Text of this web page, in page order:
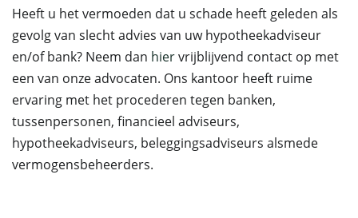
Heeft u het vermoeden dat u schade heeft geleden als
gevolg van slecht advies van uw hypotheekadviseur
en/of bank? Neem dan hiervrijblijvend contact op met
een van onze advocaten. Ons kantoor heeft ruime
ervaring met het procederen tegen banken,
tussenpersonen, financieel adviseurs,
hypotheekadviseurs, beleggingsadviseurs alsmede
vermogensbeheerders.